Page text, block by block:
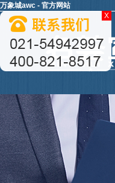
万象城awc - 官方网站
X